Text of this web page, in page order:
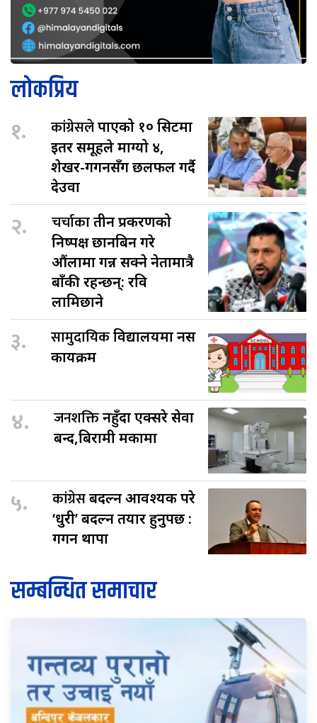
लोकप्रिय
१. कांग्रेसलेपाएको १० सिटमा
इतर समूहले माग्यो ४,
शेखर-गगनसँग छलफल गर्दै
देउवा
२. चर्चाकातीन प्रकरणको
निष्पक्ष छानबिन गरे
औंलामा गन्न सक्ने नेतामात्रै
बाँकी रहन्छन्: रवि
लामिछाने
३. सामुदायिकविद्यालयमा नर्स
कार्यक्रम
४. जनशक्तिनहुँदा एक्सरे सेवा
बन्द,बिरामी मर्कामा
५. कांग्रेसबदल्न आवश्यक परे
‘धुरी’ बदल्न तयार हुनुपर्छ :
गगन थापा
सम्बन्धित समाचार